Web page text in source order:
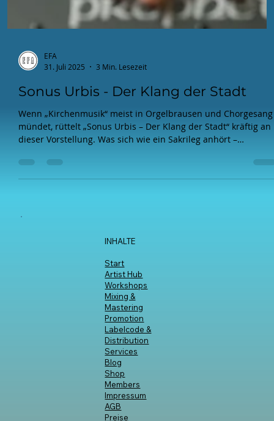
EFA
31. Juli 2025
3 Min. Lesezeit
Sonus Urbis - Der Klang der Stadt
Wenn „Kirchenmusik“ meist in Orgelbrausen und Chorgesang
elektronische Musik in Gotteshäusern – entpuppt sich als
Unerwartete öffnet. Initiiert vom „Elektrischen Frequenz
Räume, auch sakrale,
INHALTE
Start
Artist Hub
Workshops
Mixing &
Mastering
Promotion
Labelcode &
Distribution
Services
Blog
Shop
Members